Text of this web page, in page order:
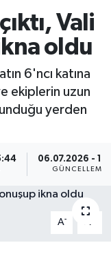
Vali
oldu
6'ncı katına
ekiplerin uzun
yerden
06.07.2026 -
GÜNCELLEME
A- A